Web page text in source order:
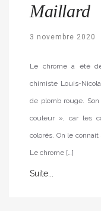
Maillard
3 novembre 2020
Le chrome a été
chimiste Louis-
de plomb rouge.
couleur », car les
colorés. On le
Le chrome […]
Suite...